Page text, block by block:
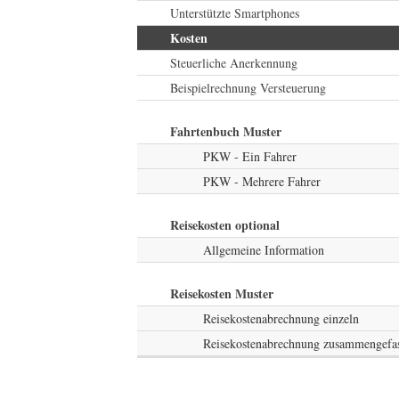
Unterstützte Smartphones
Kosten
Steuerliche Anerkennung
Beispielrechnung Versteuerung
Fahrtenbuch Muster
PKW - Ein Fahrer
PKW - Mehrere Fahrer
Reisekosten optional
Allgemeine Information
Reisekosten Muster
Reisekostenabrechnung einzeln
Reisekostenabrechnung